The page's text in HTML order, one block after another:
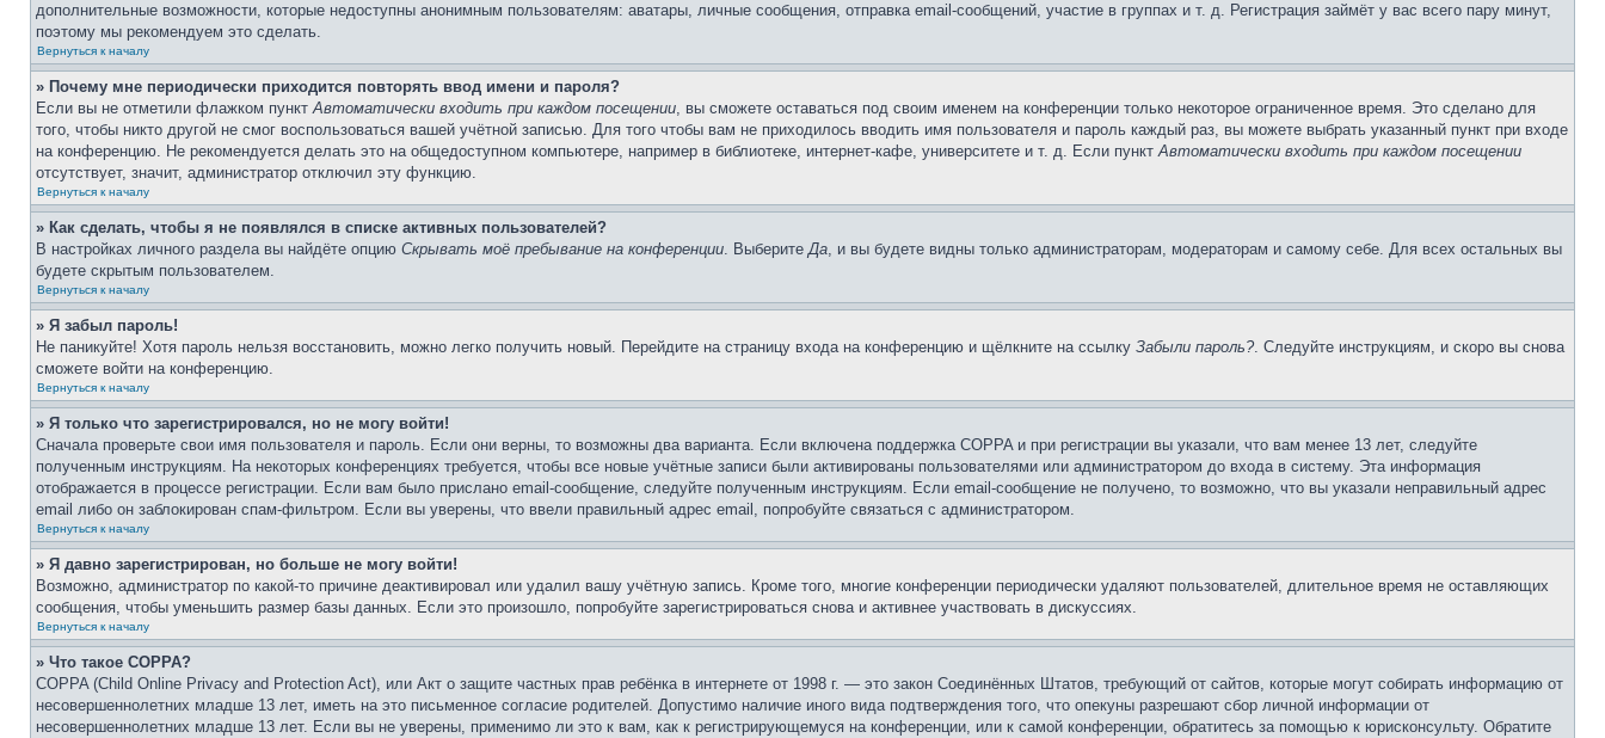
дополнительные возможности, которые недоступны анонимным пользователям: аватары, личные сообщения, отправка email-сообщений, участие в группах и т. д. Регистрация займёт у вас всего пару минут,
поэтому мы рекомендуем это сделать.
Вернуться к началу
» Почему мне периодически приходится повторять ввод имени и пароля?
Если вы не отметили флажком пунктАвтоматически входить при каждом посещении, вы сможете оставаться под своим именем на конференции только некоторое ограниченное время. Это сделано для
того, чтобы никто другой не смог воспользоваться вашей учётной записью. Для того чтобы вам не приходилось вводить имя пользователя и пароль каждый раз, вы можете выбрать указанный пункт при входе
на конференцию. Не рекомендуется делать это на общедоступном компьютере, например в библиотеке, интернет-кафе, университете и т. д. Если пунктАвтоматически входить при каждом посещении
отсутствует, значит, администратор отключил эту функцию.
Вернуться к началу
» Как сделать, чтобы я не появлялся в списке активных пользователей?
В настройках личного раздела вы найдёте опцию Скрывать моё пребывание на конференции. ВыберитеДа, и вы будете видны только администраторам, модераторам и самому себе. Для всех остальных вы
будете скрытым пользователем.
Вернуться к началу
» Я забыл пароль!
Не паникуйте! Хотя пароль нельзя восстановить, можно легко получить новый. Перейдите на страницу входа на конференцию и щёлкните на ссылку Забыли пароль?. Следуйте инструкциям, и скоро вы снова
сможете войти на конференцию.
Вернуться к началу
» Я только что зарегистрировался, но не могу войти!
Сначала проверьте свои имя пользователя и пароль. Если они верны, то возможны два варианта. Если включена поддержка COPPA и при регистрации вы указали, что вам менее 13 лет, следуйте
полученным инструкциям. На некоторых конференциях требуется, чтобы все новые учётные записи были активированы пользователями или администратором до входа в систему. Эта информация
отображается в процессе регистрации. Если вам было прислано email-сообщение, следуйте полученным инструкциям. Если email-сообщение не получено, то возможно, что вы указали неправильный адрес
email либо он заблокирован спам-фильтром. Если вы уверены, что ввели правильный адрес email, попробуйте связаться с администратором.
Вернуться к началу
» Я давно зарегистрирован, но больше не могу войти!
Возможно, администратор по какой-то причине деактивировал или удалил вашу учётную запись. Кроме того, многие конференции периодически удаляют пользователей, длительное время не оставляющих
сообщения, чтобы уменьшить размер базы данных. Если это произошло, попробуйте зарегистрироваться снова и активнее участвовать в дискуссиях.
Вернуться к началу
» Что такое COPPA?
COPPA (Child Online Privacy and Protection Act), или Акт о защите частных прав ребёнка в интернете от 1998 г. — это закон Соединённых Штатов, требующий от сайтов, которые могут собирать информацию от
несовершеннолетних младше 13 лет, иметь на это письменное согласие родителей. Допустимо наличие иного вида подтверждения того, что опекуны разрешают сбор личной информации от
несовершеннолетних младше 13 лет. Если вы не уверены, применимо ли это к вам, как к регистрирующемуся на конференции, или к самой конференции, обратитесь за помощью к юрисконсульту. Обратите